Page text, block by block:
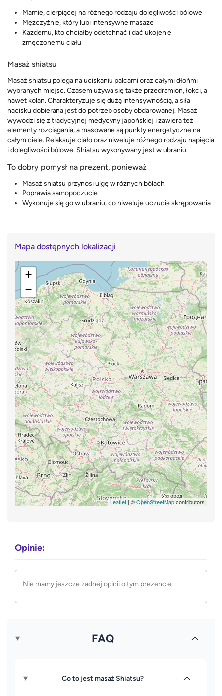
Mamie, cierpiącej na różnego rodzaju dolegliwości bólowe
Mężczyźnie, który lubi intensywne masaże
Każdemu, kto chciałby odetchnąć i dać ukojenie
zmęczonemu ciału
Masaż shiatsu
Masaż shiatsu polega na uciskaniu palcami oraz całymi dłońmi
wybranych miejsc. Czasem używa się także przedramion, łokci, a
nawet kolan. Charakteryzuje się dużą intensywnością, a siła
nacisku dobierana jest do potrzeb osoby obdarowanej. Masaż
wywodzi się z tradycyjnej medycyny japońskiej i zawiera też
elementy rozciągania, a masowane są punkty energetyczne na
całym ciele. Relaksuje ciało oraz niweluje różnego rodzaju napięcia
i dolegliwości bólowe. Shiatsu wykonywany jest w ubraniu.
To dobry pomysł na prezent, ponieważ
Masaż shiatsu przynosi ulgę w różnych bólach
Poprawia samopoczucie
Wykonuje się go w ubraniu, co niweluje uczucie skrępowania
Mapa dostępnych lokalizacji
+
−
Leaflet | ©OpenStreetMapcontributors
Opinie:
Nie mamy jeszcze żadnej opinii o tym prezencie.
FAQ
Co to jest masaż Shiatsu?